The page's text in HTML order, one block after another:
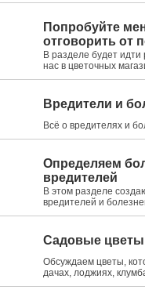
Попробуйте
отговорить от
В разделе будет идти
нас в цветочных
Вредители и
Всё о вредителях и
Определяем
вредителей
В этом разделе
вредителей и
Садовые цветы
Обсуждаем цветы,
дачах, лоджиях,